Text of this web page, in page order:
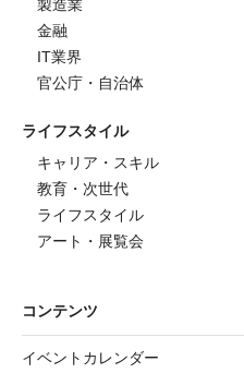
製造業
金融
IT業界
官公庁・自治体
ライフスタイル
キャリア・スキル
教育・次世代
ライフスタイル
アート・展覧会
コンテンツ
イベントカレンダー